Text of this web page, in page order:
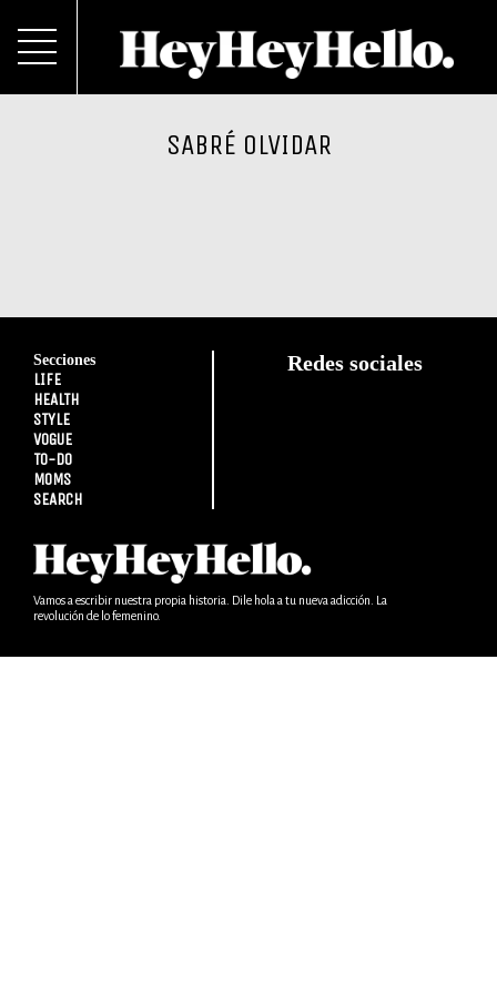
SABRÉ OLVIDAR
Secciones
LIFE
HEALTH
STYLE
VOGUE
TO-DO
MOMS
SEARCH
Redes sociales
Vamos a escribir nuestra propia historia. Dile hola a tu nueva adicción. La
revolución de lo femenino.